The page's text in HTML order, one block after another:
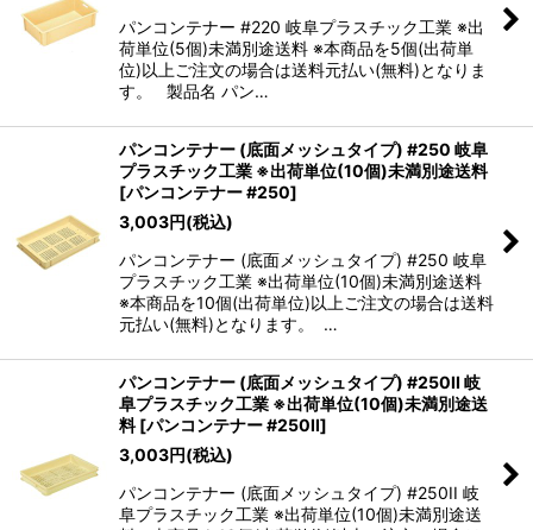
パンコンテナー #220 岐阜プラスチック工業 ※出
荷単位(5個)未満別途送料 ※本商品を5個(出荷単
位)以上ご注文の場合は送料元払い(無料)となりま
す。 製品名 パン…
パンコンテナー (底面メッシュタイプ) #250 岐阜
プラスチック工業 ※出荷単位(10個)未満別途送料
[パンコンテナー #250]
3,003円(税込)
パンコンテナー (底面メッシュタイプ) #250 岐阜
プラスチック工業 ※出荷単位(10個)未満別途送料
※本商品を10個(出荷単位)以上ご注文の場合は送料
元払い(無料)となります。 …
パンコンテナー (底面メッシュタイプ) #250II 岐
阜プラスチック工業 ※出荷単位(10個)未満別途送
料 [パンコンテナー #250II]
3,003円(税込)
パンコンテナー (底面メッシュタイプ) #250II 岐
阜プラスチック工業 ※出荷単位(10個)未満別途送